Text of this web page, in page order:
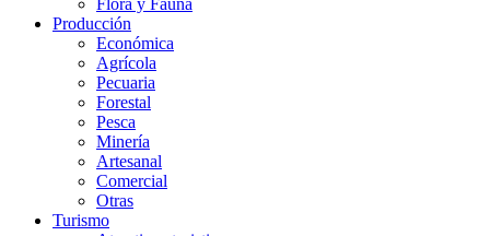
Flora y Fauna
Producción
Económica
Agrícola
Pecuaria
Forestal
Pesca
Minería
Artesanal
Comercial
Otras
Turismo